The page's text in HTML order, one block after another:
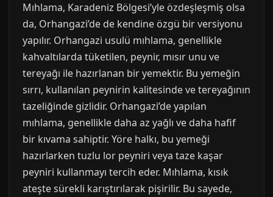
Mıhlama, Karadeniz Bölgesi’yle özdeşleşmiş olsa
da, Orhangazi’de de kendine özgü bir versiyonu
yapılır. Orhangazi usulü mıhlama, genellikle
kahvaltılarda tüketilen, peynir, mısır unu ve
tereyağı ile hazırlanan bir yemektir. Bu yemeğin
sırrı, kullanılan peynirin kalitesinde ve tereyağının
tazeliğinde gizlidir. Orhangazi’de yapılan
mıhlama, genellikle daha az yağlı ve daha hafif
bir kıvama sahiptir. Yöre halkı, bu yemeği
hazırlarken tuzlu lor peyniri veya taze kaşar
peyniri kullanmayı tercih eder. Mıhlama, kısık
ateşte sürekli karıştırılarak pişirilir. Bu sayede,